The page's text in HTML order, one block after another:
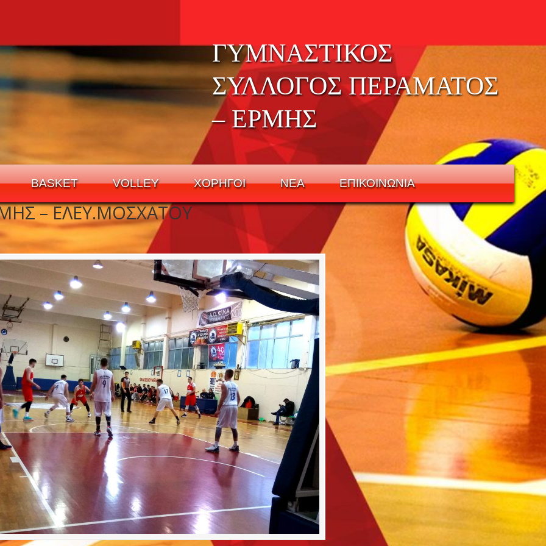
ΓΥΜΝΑΣΤΙΚΟΣ
ΣΥΛΛΟΓΟΣ ΠΕΡΑΜΑΤΟΣ
– ΕΡΜΗΣ
BASKET VOLLEY ΧΟΡΗΓΟΙ ΝΕΑ ΕΠΙΚΟΙΝΩΝΙΑ
– ΕΛΕΥ.ΜΟΣΧΑΤΟΥ